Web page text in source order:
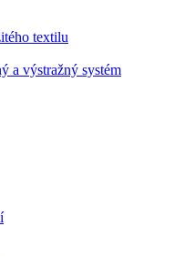
textilu
a výstražný systém